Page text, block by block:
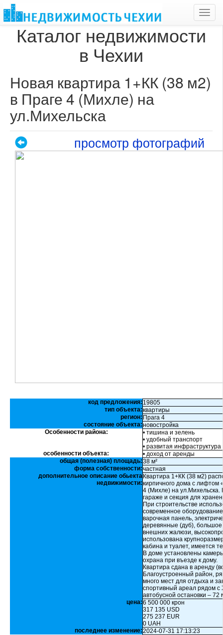
Каталог недвижимости
в Чехии
Новая квартира 1+КК (38 м2)
в Праге 4 (Михле) на
ул.Михельска
просмотр фотографий
код предложения: 19805
тип объекта:квартиры
регион: Прага 4
состояние объекта:новостройка
Особенности района:
• тишина и зелень
• удобный транспорт
• развитая инфраструктура
особенности объекта:
• доход от аренды
общая (полезная) площадь:38 м²
форма собственности:частная
дополнительное описание обьекта
недвижимости:
Квартира 1+КК (38 м2)
кирпичного дома с лифтом
4 (Михле) на ул.Михельска.
гараже и секция для
При строительстве
современное
варочная панель,
деревянные (дуб), большое
внешних жалюзи,
использована
кабина и туалет, имеется
В доме установлены
охрана при въезде к дому.
Квартира сдана в аренду
Благоустроенный район,
много мест для отдыха и
спортивный ареал рядом с
автобусной остановки –
цена:6 500 000 крон
317 135 USD
275 237 EUR
0 UAH
последнее изменение:2024-07-31 17:13:23